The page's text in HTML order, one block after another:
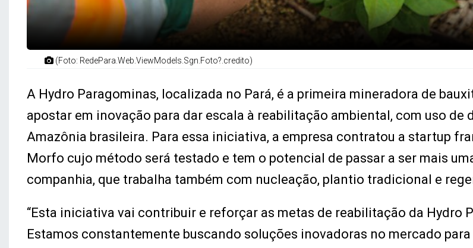
(Foto: RedePara.Web.ViewModels.Sgn.Foto?.credito)
A Hydro Paragominas, localizada no Pará, é a primeira mineradora de
apostar em inovação para dar escala à reabilitação ambiental, com uso de
Amazônia brasileira. Para essa iniciativa, a empresa contratou a startup
Morfo cujo método será testado e tem o potencial de passar a ser mais
companhia, que trabalha também com nucleação, plantio tradicional e
“Esta iniciativa vai contribuir e reforçar as metas de reabilitação da Hydro
Estamos constantemente buscando soluções inovadoras no mercado